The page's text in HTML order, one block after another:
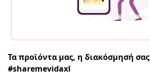
Τα προϊόντα μας, η διακόσμησή σας
#sharemevidaxl